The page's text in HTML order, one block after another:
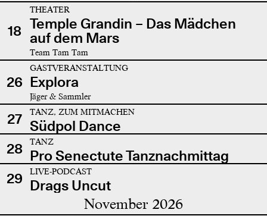
18
THEATER
Temple Grandin – Das Mädchen
auf dem Mars
Team Tam Tam
26
GASTVERANSTALTUNG
Explora
Jäger & Sammler
27 TANZ, ZUM MITMACHEN
Südpol Dance
28
TANZ
Pro Senectute Tanznachmittag
29
LIVE-PODCAST
Drags Uncut
November 2026